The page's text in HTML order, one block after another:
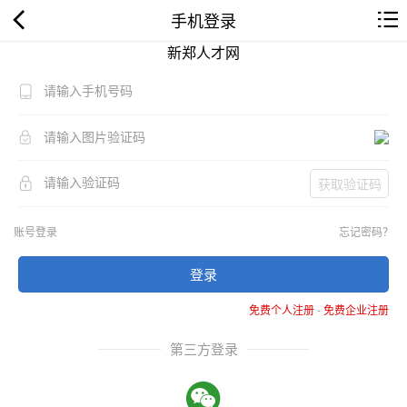
手机登录
新郑人才网
获取验证码
账号登录 忘记密码？
登录
免费个人注册-免费企业注册
第三方登录